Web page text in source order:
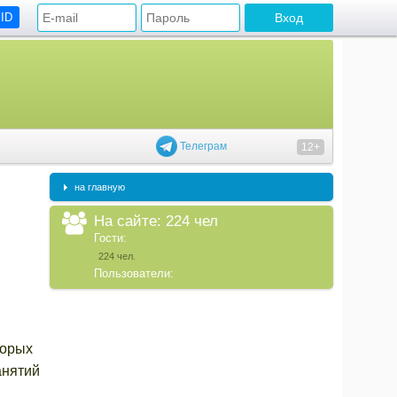
Телеграм 12+
на главную
На сайте: 224 чел
Гости:
224 чел.
Пользователи: